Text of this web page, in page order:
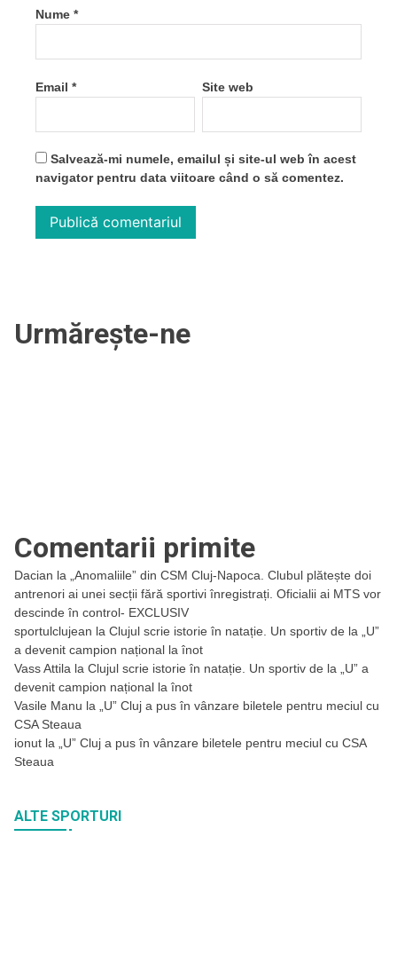
Nume *
Email * Site web
Salvează-mi numele, emailul și site-ul web în acest
navigator pentru data viitoare când o să comentez.
Urmărește-ne
Comentarii primite
Dacian la
„Anomaliile” din CSM Cluj-Napoca. Clubul plătește doi
antrenori ai unei secții fără sportivi înregistrați. Oficialii ai MTS vor
descinde în control- EXCLUSIV
sportulclujean la Clujul scrie istorie în natație. Un sportiv de la „U”
a devenit campion național la înot
Vass Attila la Clujul scrie istorie în natație. Un sportiv de la „U” a
devenit campion național la înot
Vasile Manu la
„U” Cluj a pus în vânzare biletele pentru meciul cu
CSA Steaua
ionut la
„U” Cluj a pus în vânzare biletele pentru meciul cu CSA
Steaua
ALTE SPORTURI